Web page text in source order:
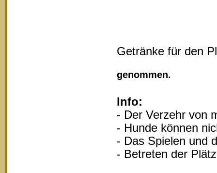
Getränke für den
genommen.
Info:
- Der Verzehr von
- Hunde können
- Das Spielen und
- Betreten der